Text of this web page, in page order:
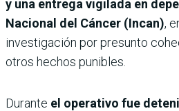
y una entrega vigilada en
Nacional del Cáncer (Incan),
investigación por presunto
otros hechos punibles.
Durante el operativo fue